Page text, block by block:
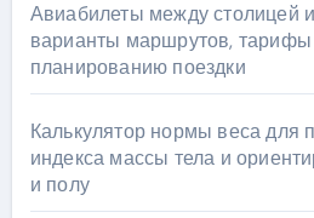
Авиабилеты между столицей
варианты маршрутов,
планированию поездки
Калькулятор нормы веса для
индекса массы тела и
и полу